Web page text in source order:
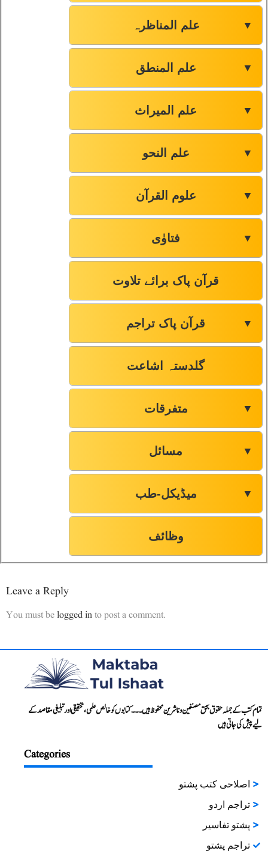
علم المناظرہ ▼
علم المنطق ▼
علم المیراث ▼
علم النحو ▼
علوم القرآن ▼
فتاوٰی ▼
قرآن پاک برائے تلاوت
قرآن پاک تراجم ▼
گلدستہ اشاعت
متفرقات ▼
مسائل ▼
میڈیکل-طب ▼
وظائف
Leave a Reply
You must belogged into post a comment.
تمام کتب کے جملہ حقوق بحق مصنفین و ناشرین محفوظ ہیں۔۔۔ کتابوں کو خالص علمی، تحقیقی اور تبلیغی مقاصد کے
لیے پیش کی جاتی ہیں
Categories
اصلاحی کتب پشتو
تراجم اردو
پشتو تفاسیر
تراجم پشتو